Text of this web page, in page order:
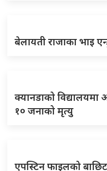
बेलायती राजाका भाइ
क्यानडाको विद्यालयमा
१० जनाको मृत्यु
एपस्टिन फाइलको